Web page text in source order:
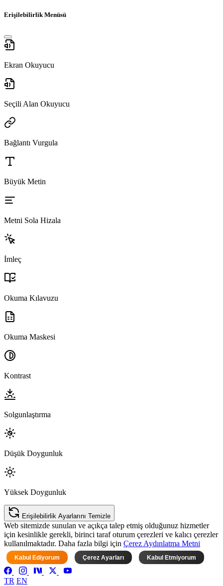
Erişilebilirlik Menüsü
Ekran Okuyucu
Seçili Alan Okuyucu
Bağlantı Vurgula
Büyük Metin
Metni Sola Hizala
İmleç
Okuma Kılavuzu
Okuma Maskesi
Kontrast
Solgunlaştırma
Düşük Doygunluk
Yüksek Doygunluk
Erişilebilirlik Ayarlarını Temizle
Web sitemizde sunulan ve açıkça talep etmiş olduğunuz hizmetler
için kesinlikle gerekli, birinci taraf oturum çerezleri ve kalıcı çerezler
kullanılmaktadır. Daha fazla bilgi için Çerez Aydınlatma Metni
Kabul Ediyorum Çerez Ayarları Kabul Etmiyorum
TR EN